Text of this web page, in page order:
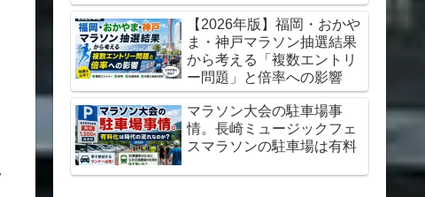
タから考察
【2026年版】福岡・おかや
ま・神戸マラソン抽選結果
から考える「複数エントリ
ー問題」と倍率への影響
マラソン大会の駐車場事
情。長崎ミュージックフェ
スマラソンの駐車場は有料